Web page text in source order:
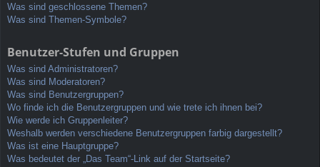
Was sind geschlossene Themen?
Was sind Themen-Symbole?
Benutzer-Stufen und Gruppen
Was sind Administratoren?
Was sind Moderatoren?
Was sind Benutzergruppen?
Wo finde ich die Benutzergruppen und wie trete ich ihnen bei?
Wie werde ich Gruppenleiter?
Weshalb werden verschiedene Benutzergruppen farbig dargestellt?
Was ist eine Hauptgruppe?
Was bedeutet der „Das Team“-Link auf der Startseite?